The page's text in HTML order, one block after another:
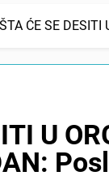
ŠTA ĆE SE
U